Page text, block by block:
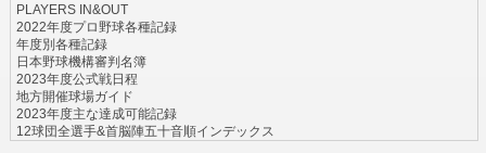
PLAYERS IN&OUT
2022年度プロ野球各種記録
年度別各種記録
日本野球機構審判名簿
2023年度公式戦日程
地方開催球場ガイド
2023年度主な達成可能記録
12球団全選手&首脳陣五十音順インデックス